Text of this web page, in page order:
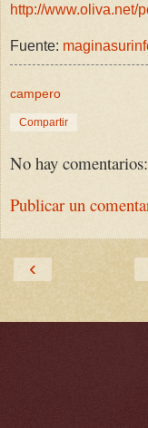
http://www.oliva.net/
Fuente:
campero
Compartir
No hay comentarios:
Publicar un
‹